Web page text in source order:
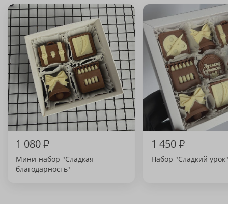
1 080₽
Мини-набор "Сладкая
благодарность"
1 450₽
Набор "Сладкий урок"